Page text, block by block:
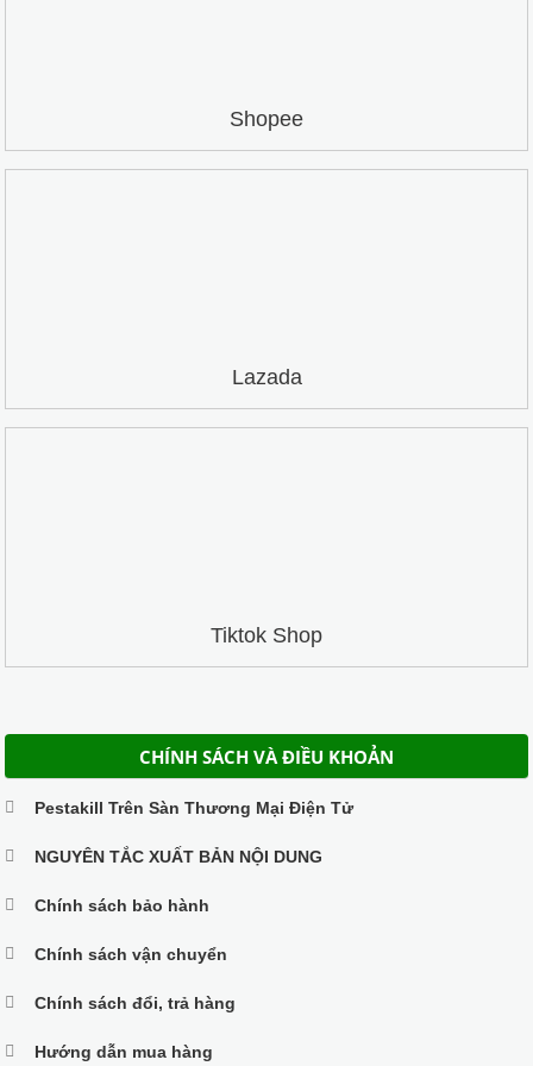
Shopee
Lazada
Tiktok Shop
CHÍNH SÁCH VÀ ĐIỀU KHOẢN
Pestakill Trên Sàn Thương Mại Điện Tử
NGUYÊN TẮC XUẤT BẢN NỘI DUNG
Chính sách bảo hành
Chính sách vận chuyển
Chính sách đổi, trả hàng
Hướng dẫn mua hàng